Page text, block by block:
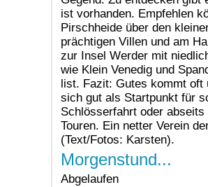
ist vorhanden. Empfehlen
Pirschheide über den
prächtigen Villen und am
zur Insel Werder mit
wie Klein Venedig und
list. Fazit: Gutes kommt oft
sich gut als Startpunkt für
Schlösserfahrt oder
Touren. Ein netter Verein
(Text/Fotos: Karsten).
Morgenstund...
Abgelaufen